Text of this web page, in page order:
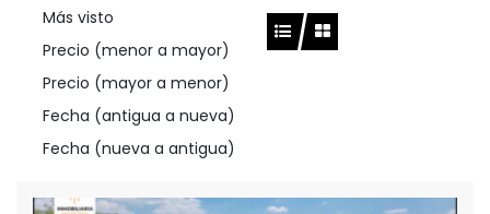
Más visto
Precio (menor a mayor)
Precio (mayor a menor)
Fecha (antigua a nueva)
Fecha (nueva a antigua)